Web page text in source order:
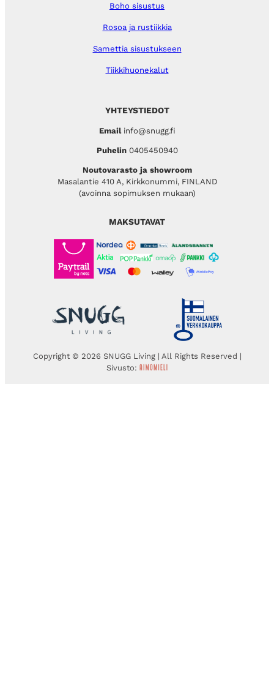
YHTEYSTIEDOT
Emailinfo@snugg.fi
Puhelin 0405450940
Noutovarasto ja showroom
Masalantie 410 A, Kirkkonummi, FINLAND
(avoinna sopimuksen mukaan)
Boho sisustus
Rosoa ja rustiikkia
Samettia sisustukseen
Tiikkihuonekalut
MAKSUTAVAT
Copyright © 2026 SNUGG Living | All Rights Reserved |
Sivusto: